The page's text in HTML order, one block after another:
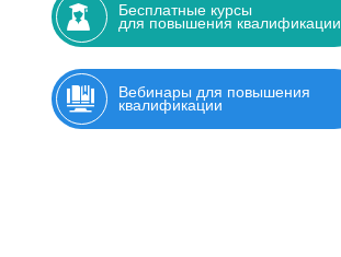
Бесплатные курсы
для повышения квалификации
Вебинары для повышения
квалификации